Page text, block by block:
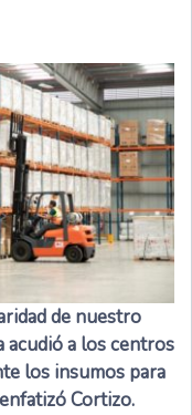
de nuestro
acudió a los centros
los insumos para
Cortizo.